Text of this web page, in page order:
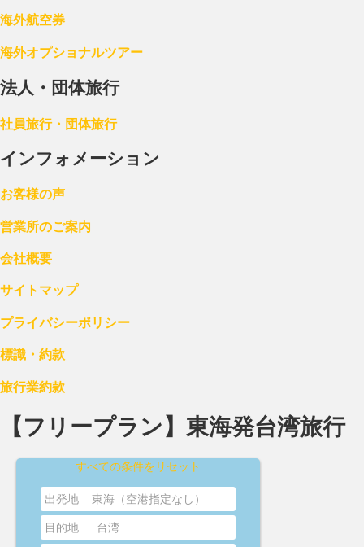
海外航空券
海外オプショナルツアー
法人・団体旅行
社員旅行・団体旅行
インフォメーション
お客様の声
営業所のご案内
会社概要
サイトマップ
プライバシーポリシー
標識・約款
旅行業約款
【フリープラン】東海発台湾旅行
すべての条件をリセット
出発地
東海（空港指定なし）
目的地
台湾